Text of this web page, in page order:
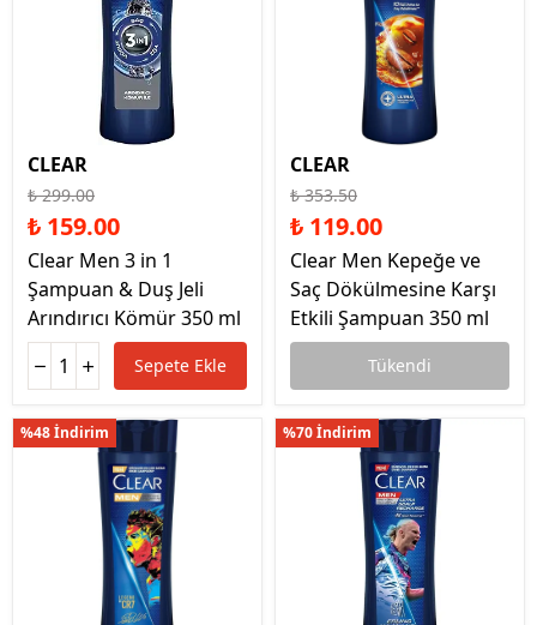
CLEAR
₺ 299.00
₺ 159.00
Clear Men 3 in 1
Şampuan & Duş Jeli
Arındırıcı Kömür 350 ml
Sepete Ekle
CLEAR
₺ 353.50
₺ 119.00
Clear Men Kepeğe ve
Saç Dökülmesine Karşı
Etkili Şampuan 350 ml
Tükendi
%48 İndirim %70 İndirim